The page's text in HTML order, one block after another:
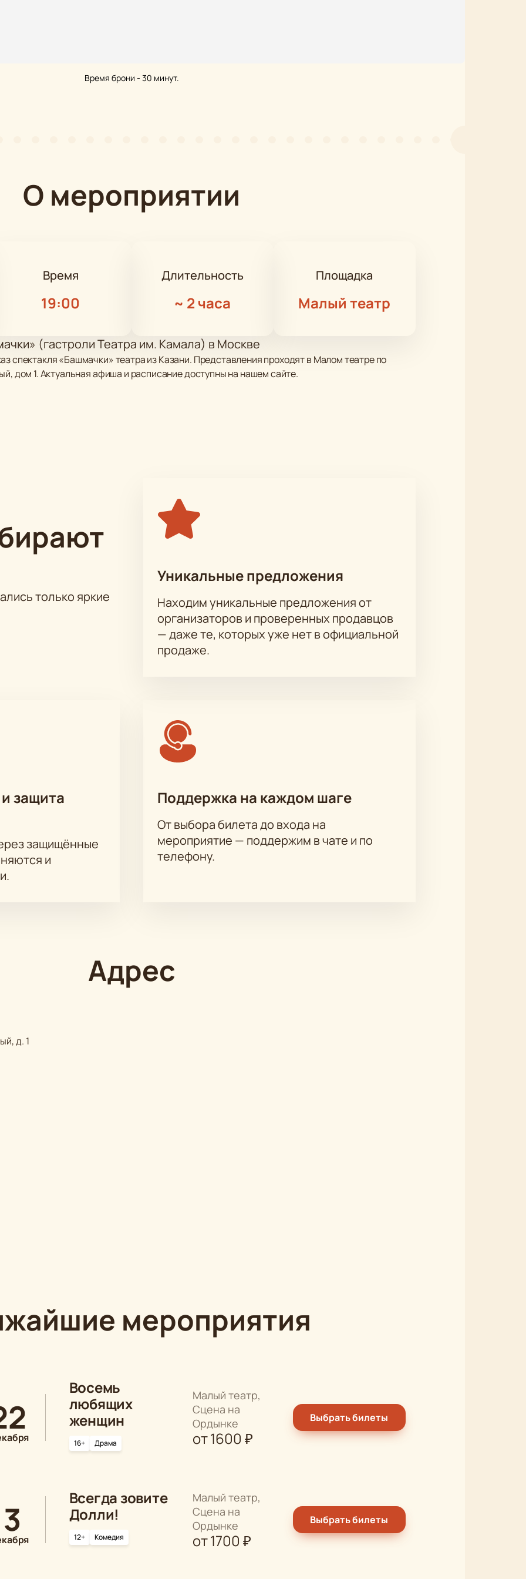
Время брони - 30 минут.
О мероприятии
Время
19:00
Длительность
~ 2 часа
Площадка
Малый театр
(гастроли Театра им. Камала) в Москве
спектакля «Башмачки» театра из Казани. Представления проходят в Малом театре по
дом 1. Актуальная афиша и расписание доступны на нашем сайте.
начинается в начале XX века и продолжается на современном сабантуе в Казани.
центре Москвы. Здание известно своей архитектурой и историей. Зал оснащен современной
«Башмачки» (гастроли Театра им. Камала) онлайн?
(гастроли Театра им. Камала)можно на нашем сайте. Для выбора мест используйте
места по цене и расположению к сцене. Стоимость зависит от сектора, оплатить можно
доступны по запросу
заказ билетов, включая резерв лож или рядов для сотрудников или партнеров. Условия
актёрского состава.
Минвали Габдуллин, Ришат Ахмадуллин, Радик Бариев, Рамиль Вазиев, Алсу
Раиль Шамсуаров, Гульчачак Хамадинурова, Лейсан Рахимова, Фанис Сафин, Чулпан
Габдрахманова
только яркие
Уникальные предложения
Находим уникальные предложения от
организаторов и проверенных продавцов
— даже те, которых уже нет в официальной
продаже.
защита
защищённые
и
Поддержка на каждом шаге
От выбора билета до входа на
мероприятие — поддержим в чате и по
телефону.
Адрес
д. 1
мероприятия
Восемь
любящих
женщин
16+ Драма
Малый театр,
Сцена на
Ордынке
от1600 ₽
Выбрать билеты
Всегда зовите
Долли!
12+ Комедия
Малый театр,
Сцена на
Ордынке
от1700 ₽
Выбрать билеты